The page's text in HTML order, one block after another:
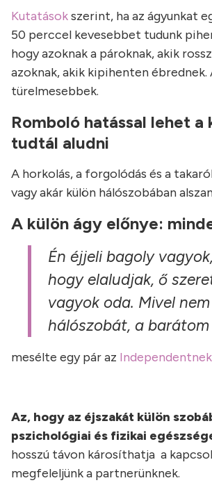
Kutatásokszerint, ha az ágyunkat
50 perccel kevesebbet tudunk
hogy azoknak a pároknak, akik
azoknak, akik kipihenten
türelmesebbek.
Romboló hatással lehet
tudtál aludni
A horkolás, a forgolódás és a
vagy akár külön hálószobában
A külön ágy előnye:
Én éjjeli bagoly
hogy elaludjak, ő
vagyok oda. Mivel
hálószobát, a
mesélte egy pár az Independentnek
Az, hogy az éjszakát külön
pszichológiai és fizikai
hosszú távon károsíthatja a
megfeleljünk a partnerünknek.